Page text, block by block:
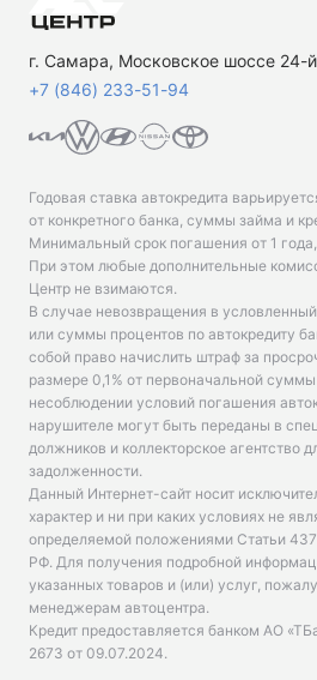
г. Самара, Московское шоссе 24-
+7 (846) 233-51-94
Годовая ставка автокредита
от конкретного банка, суммы займа и
Минимальный срок погашения от 1
При этом любые дополнительные
Центр не взимаются.
В случае невозвращения в
или суммы процентов по автокредиту
собой право начислить штраф за
размере 0,1% от первоначальной
несоблюдении условий погашения
нарушителе могут быть переданы в
должников и коллекторское агентство
задолженности.
Данный Интернет-сайт носит
характер и ни при каких условиях не
определяемой положениями Статьи
РФ. Для получения подробной
указанных товаров и (или) услуг,
менеджерам автоцентра.
Кредит предоставляется банком АО
2673 от 09.07.2024.